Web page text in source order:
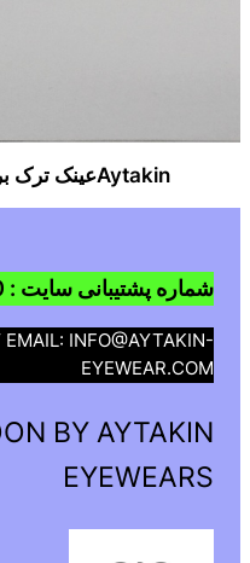
Aytakinعینک ترک برند آیتکین مدلA2143c4
شماره پشتیبانی سایت : 09960454590
INFO@AYTAKIN-
EYEWEAR.COM
BY AYTAKIN
EYEWEARS